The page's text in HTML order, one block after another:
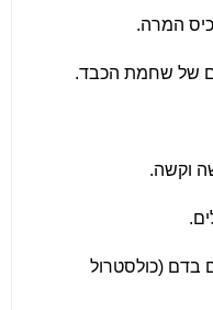
המרה.
של שחמת הכבד.
וקשה.
.
בדם (כולסטרול